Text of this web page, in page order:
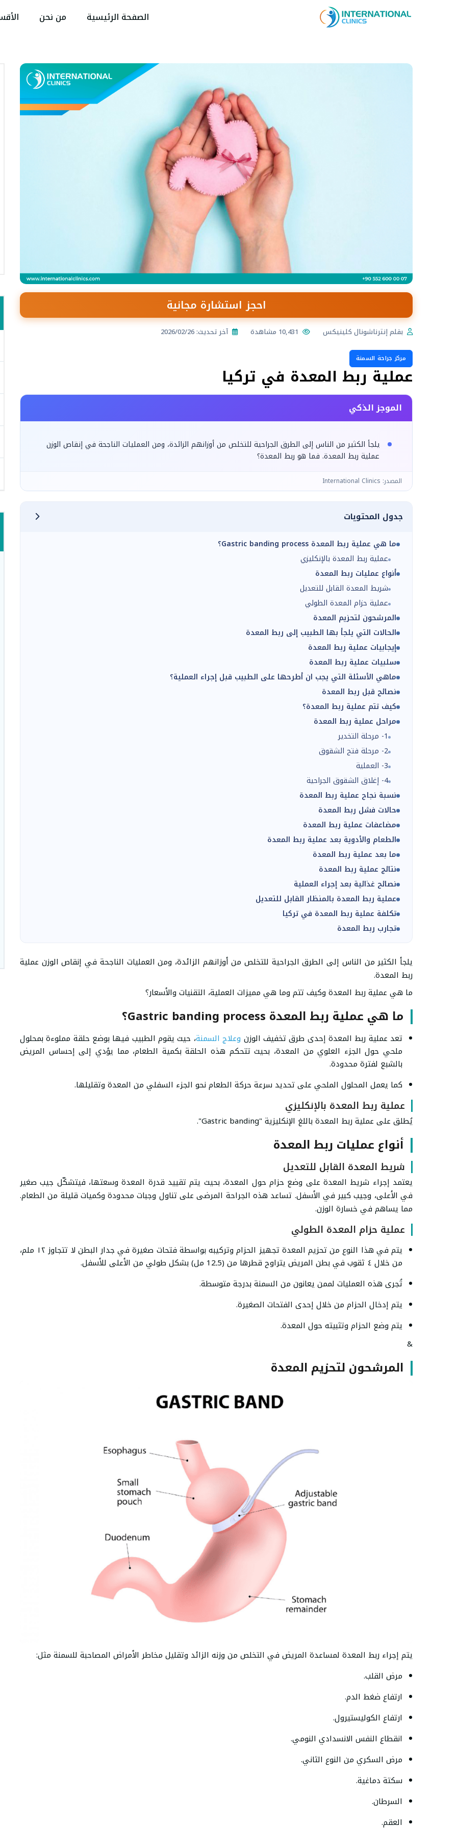
الصفحة الرئيسية من نحن
احجز استشارة مجانية
بقلم إنترناشونال كلينيكس 10,431 مشاهدة آخر تحديث: 2026/02/26
مركز جراحة السمنة
عملية ربط المعدة في تركيا
الموجز الذكي
يلجأ الكثير من الناس إلى الطرق الجراحية للتخلص من أوزانهم الزائدة، ومن العمليات الناجحة في إنقاص الوزن
عملية ربط المعدة. فما هو ربط المعدة؟
المصدر: International Clinics
جدول المحتويات
ما هي عملية ربط المعدة Gastric banding process؟
عملية ربط المعدة بالإنكليزي
أنواع عمليات ربط المعدة
شريط المعدة القابل للتعديل
عملية حزام المعدة الطولي
المرشحون لتحزيم المعدة
الحالات التي يلجأ بها الطبيب إلى ربط المعدة
إيجابيات عملية ربط المعدة
سلبيات عملية ربط المعدة
ماهي الأسئلة التي يجب ان أطرحها على الطبيب قبل إجراء العملية؟
نصائح قبل ربط المعدة
كيف تتم عملية ربط المعدة؟
مراحل عملية ربط المعدة
1- مرحلة التخدير
2- مرحلة فتح الشقوق
3- العملية
4- إغلاق الشقوق الجراحية
نسبة نجاح عملية ربط المعدة
حالات فشل ربط المعدة
مضاعفات عملية ربط المعدة
الطعام والأدوية بعد عملية ربط المعدة
ما بعد عملية ربط المعدة
نتائج عملية ربط المعدة
نصائح غذائية بعد إجراء العملية
عملية ربط المعدة بالمنظار القابل للتعديل
تكلفة عملية ربط المعدة في تركيا
تجارب ربط المعدة
يلجأ الكثير من الناس إلى الطرق الجراحية للتخلص من أوزانهم الزائدة، ومن العمليات الناجحة في إنقاص الوزن عملية
ربط المعدة.
ما هي عملية ربط المعدة وكيف تتم وما هي مميزات العملية، التقنيات والأسعار؟
ما هي عملية ربط المعدة Gastric banding process؟
تعد عملية ربط المعدة إحدى طرق تخفيف الوزن وعلاج السمنة، حيث يقوم الطبيب فيها بوضع حلقة مملوءة بمحلول
ملحي حول الجزء العلوي من المعدة، بحيث تتحكم هذه الحلقة بكمية الطعام، مما يؤدي إلى إحساس المريض
بالشبع لفترة محدودة.
كما يعمل المحلول الملحي على تحديد سرعة حركة الطعام نحو الجزء السفلي من المعدة وتقليلها.
عملية ربط المعدة بالإنكليزي
يُطلق على عملية ربط المعدة باللغ الإنكليزية "Gastric banding".
أنواع عمليات ربط المعدة
شريط المعدة القابل للتعديل
يعتمد إجراء شريط المعدة على وضع حزام حول المعدة، بحيث يتم تقييد قدرة المعدة وسعتها، فيتشكّل جيب صغير
في الأعلى، وجيب كبير في الأسفل. تساعد هذه الجراحة المرضى على تناول وجبات محدودة وكميات قليلة من الطعام.
مما يساهم في خسارة الوزن.
عملية حزام المعدة الطولي
يتم في هذا النوع من تحزيم المعدة تجهيز الحزام وتركيبه بواسطة فتحات صغيرة في جدار البطن لا تتجاوز ١٢ ملم،
من خلال ٤ ثقوب في بطن المريض يتراوح قطرها من (5ـ12 مل) بشكل طولي من الأعلى للأسفل.
تُجرى هذه العمليات لممن يعانون من السمنة بدرجة متوسطة.
يتم إدخال الحزام من خلال إحدى الفتحات الصغيرة.
يتم وضع الحزام وتثبيته حول المعدة.
&
المرشحون لتحزيم المعدة
يتم إجراء ربط المعدة لمساعدة المريض في التخلص من وزنه الزائد وتقليل مخاطر الأمراض المصاحبة للسمنة مثل:
مرض القلب.
ارتفاع ضغط الدم.
ارتفاع الكوليستيرول.
انقطاع النفس الانسدادي النومي.
مرض السكري من النوع الثاني.
سكتة دماغية.
السرطان.
العقم.